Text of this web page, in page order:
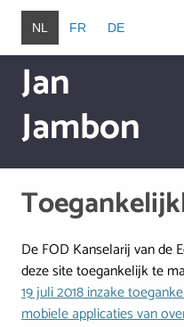
Overslaan en naar de inhoud
NL FR DE
Jan
Jambon
De FOD Kanselarij van de
deze site toegankelijk te
19 juli 2018 inzake
mobiele applicaties van